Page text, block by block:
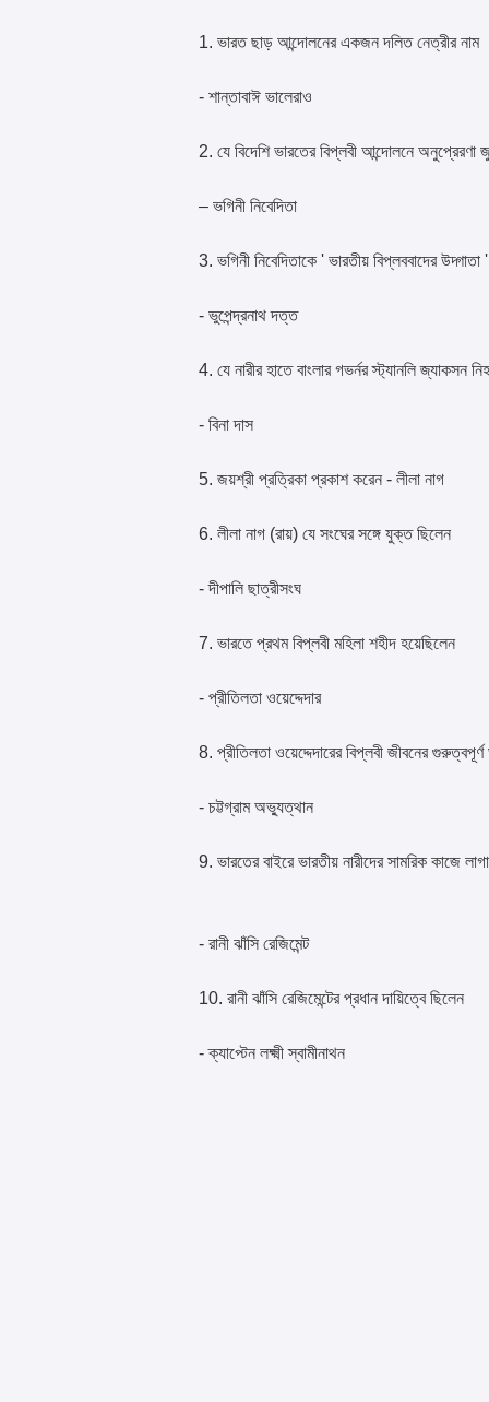
1. ভারত ছাড় আন্দোলনের একজন দলিত নেত্রীর নাম
- শান্তাবাঈ ভালেরাও
2. যে বিদেশি ভারতের বিপ্লবী আন্দোলনে অনুপ্রেরণা
– ভগিনী নিবেদিতা
3. ভগিনী নিবেদিতাকে ' ভারতীয় বিপ্লববাদের উদ্গাতা
- ভুপেন্দ্রনাথ দত্ত
4. যে নারীর হাতে বাংলার গভর্নর স্ট্যানলি জ্যাকসন
- বিনা দাস
5. জয়শ্রী প্রত্রিকা প্রকাশ করেন - লীলা নাগ
6. লীলা নাগ (রায়) যে সংঘের সঙ্গে যুক্ত ছিলেন
- দীপালি ছাত্রীসংঘ
7. ভারতে প্রথম বিপ্লবী মহিলা শহীদ হয়েছিলেন
- প্রীতিলতা ওয়েদ্দেদার
8. প্রীতিলতা ওয়েদ্দেদারের বিপ্লবী জীবনের
- চট্টগ্রাম অভ্যুত্থান
9. ভারতের বাইরে ভারতীয় নারীদের সামরিক কাজে
- রানী ঝাঁসি রেজিমেন্ট
10. রানী ঝাঁসি রেজিমেন্টের প্রধান দায়িত্বে ছিলেন
- ক্যাপ্টেন লক্ষ্মী স্বামীনাথন